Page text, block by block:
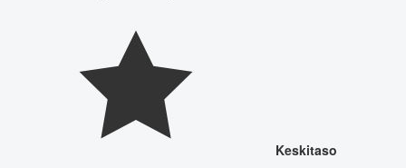
Keskitaso